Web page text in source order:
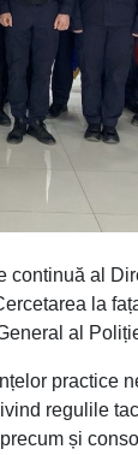
al
la
al
practice
regulile
și